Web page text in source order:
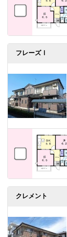
フレーズⅠ
クレメント